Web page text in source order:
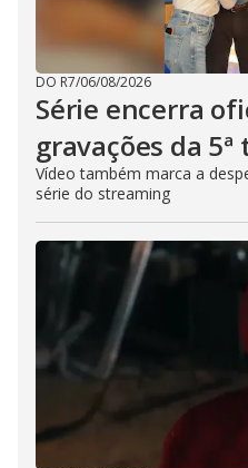
DO R7/06/08/2026
Série encerra
gravações da
Vídeo também marca a
série do streaming